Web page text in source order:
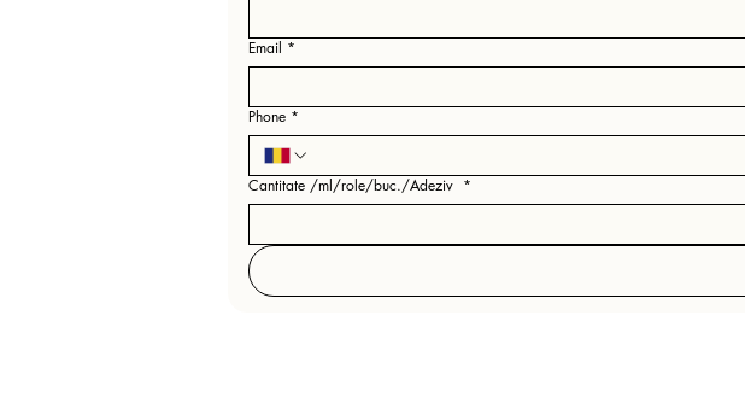
Email *
Phone *
Cantitate /ml/role/buc./Adeziv *